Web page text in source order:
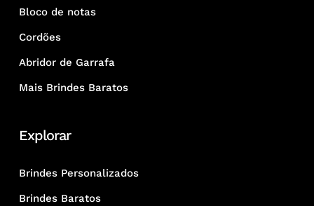
Bloco de notas
Cordões
Abridor de Garrafa
Mais Brindes Baratos
Explorar
Brindes Personalizados
Brindes Baratos